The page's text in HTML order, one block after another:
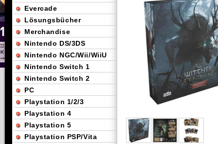
Evercade
Lösungsbücher
Merchandise
Nintendo DS/3DS
Nintendo NGC/Wii/WiiU
Nintendo Switch 1
Nintendo Switch 2
PC
Playstation 1/2/3
Playstation 4
Playstation 5
Playstation PSP/Vita